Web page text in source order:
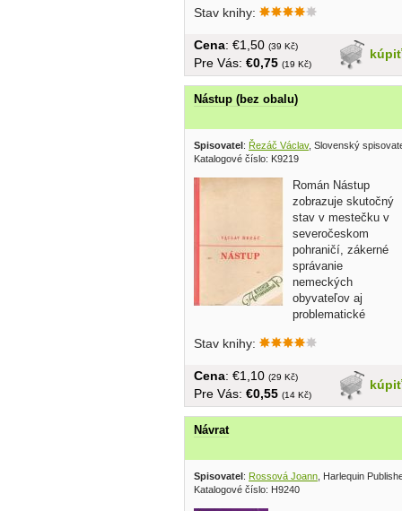
Stav knihy:
kúpiť
Cena: €1,50 (39 Kč)
Pre Vás: €0,75 (19 Kč)
Nástup (bez obalu)
Spisovatel: Řezáč Václav, Slovenský
Katalogové číslo: K9219
Román Nástup
zobrazuje skutočný
stav v mestečku v
severočeskom
pohraničí, zákerné
správanie
nemeckých
obyvateľov aj
problematické
Stav knihy:
kúpiť
Cena: €1,10 (29 Kč)
Pre Vás: €0,55 (14 Kč)
Návrat
Spisovatel: Rossová Joann , Harlequin
Katalogové číslo: H9240